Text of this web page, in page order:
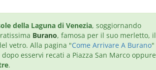
della Laguna di Venezia, soggiornando
Burano, famosa per il suo merletto, il
vetro. Alla pagina "Come Arrivare A Burano"
esservi recati a Piazza San Marco oppure
.